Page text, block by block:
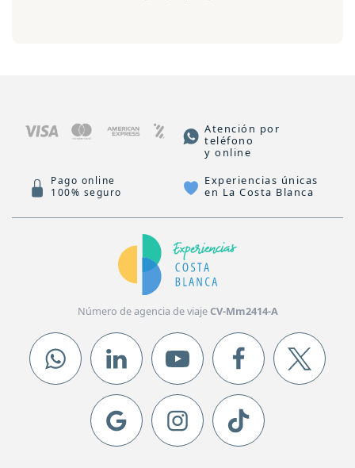
Atención por
teléfono
y online
Pago online
100% seguro
Experiencias únicas
en La Costa Blanca
Número de agencia de viajeCV-Mm2414-A